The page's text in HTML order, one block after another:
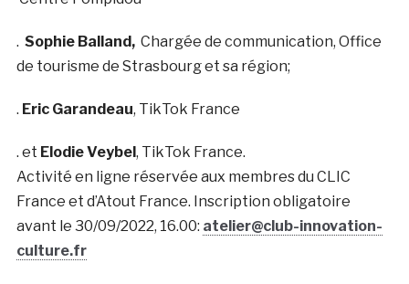
. Sophie Balland, Chargée de communication, Office
de tourisme de Strasbourg et sa région;
. Eric Garandeau, TikTok France
. et Elodie Veybel, TikTok France.
Activité en ligne réservée aux membres du CLIC
France et d’Atout France. Inscription obligatoire
avant le 30/09/2022, 16.00: atelier@club-innovation-
culture.fr